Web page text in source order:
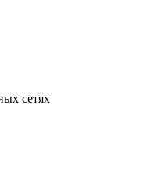
сетях